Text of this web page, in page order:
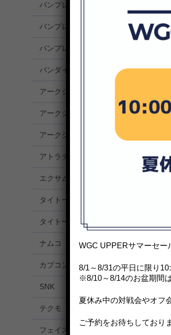
バンプレスト
バンプレスト
バンプレスト
バンダイナムコゲームズ
アークシステムワークス
アークシステムワークス
アークシステムワークス
アトラティーバ・ジャパン
エクサム
タイトー
タイトー
ナムコ
カプコン
SNK
テクモ
フェイス
WGC UPPERサマーセー
8/1～8/31の平日に限り
※8/10～8/14のお盆期間
夏休み中の対戦会やオフ
ご予約をお待ちしており